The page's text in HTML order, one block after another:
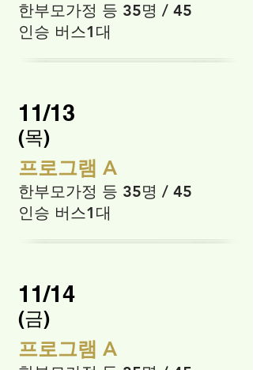
한부모가정 등 35명 / 45
인승 버스1대
11/13
​(목)
프로그램 A
한부모가정 등 35명 / 45
인승 버스1대
11/14
​(금)
프로그램 A